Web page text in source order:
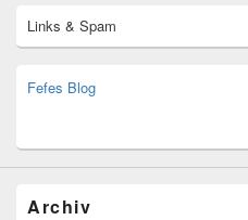
Links & Spam
Fefes Blog
Archiv